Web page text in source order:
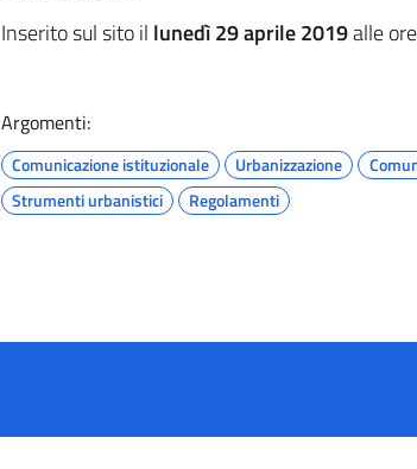
Inserito sul sito il lunedì 29 aprile 2019alle ore
Argomenti:
Comunicazione istituzionale Urbanizzazione
Strumenti urbanistici
Regolamenti